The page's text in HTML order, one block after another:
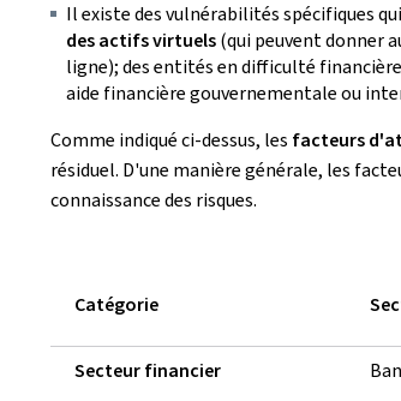
Il existe des vulnérabilités spécifiques
des actifs virtuels(qui peuvent donner
ligne); des entités en difficulté
aide financière gouvernementale ou
Comme indiqué ci-dessus, les facteurs
résiduel. D'une manière générale, les
connaissance des risques.
Catégorie
Secteur financier